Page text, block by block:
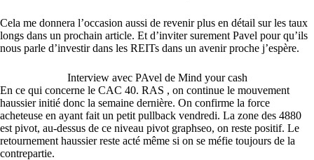
Cela me donnera l’occasion aussi de revenir plus en détail sur les taux
longs dans un prochain article. Et d’inviter surement Pavel pour qu’ils
nous parle d’investir dans les REITs dans un avenir proche j’espère.
Interview avec PAvel de Mind your cash
En ce qui concerne le CAC 40. RAS , on continue le mouvement
haussier initié donc la semaine dernière. On confirme la force
acheteuse en ayant fait un petit pullback vendredi. La zone des 4880
est pivot, au-dessus de ce niveau pivot graphseo, on reste positif. Le
retournement haussier reste acté même si on se méfie toujours de la
contrepartie.